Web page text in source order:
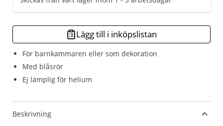
För barnkammaren eller som dekoration
Med blåsrör
Ej lämplig för helium
Lägg till i inköpslistan
Beskrivning